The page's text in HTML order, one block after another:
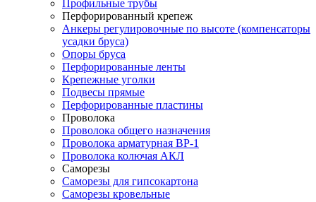
Профильные трубы
Перфорированный крепеж
Анкеры регулировочные по высоте (компенсаторы
усадки бруса)
Опоры бруса
Перфорированные ленты
Крепежные уголки
Подвесы прямые
Перфорированные пластины
Проволока
Проволока общего назначения
Проволока арматурная ВР-1
Проволока колючая АКЛ
Саморезы
Саморезы для гипсокартона
Саморезы кровельные